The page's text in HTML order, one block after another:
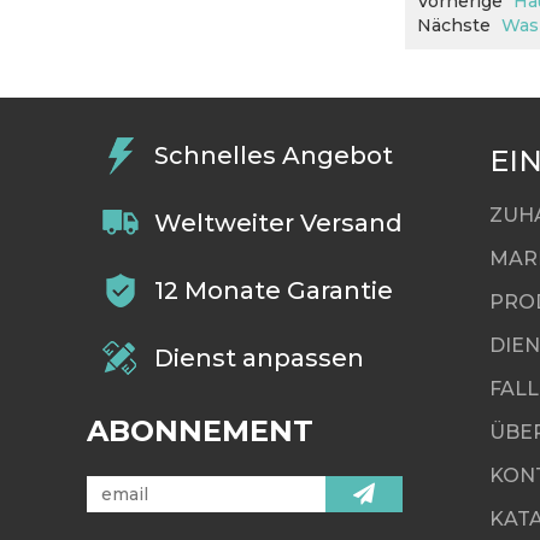
Nächste
Schnelles Angebot
Weltweiter Versand
12 Monate Garantie
Dienst anpassen
ABONNEMENT
FALL